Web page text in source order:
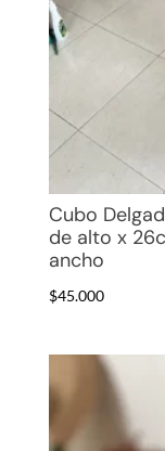
Cubo
de alto x
ancho
$45.000